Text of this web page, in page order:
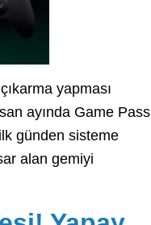
yapması
ayında Game Pass
günden sisteme
alan gemiyi